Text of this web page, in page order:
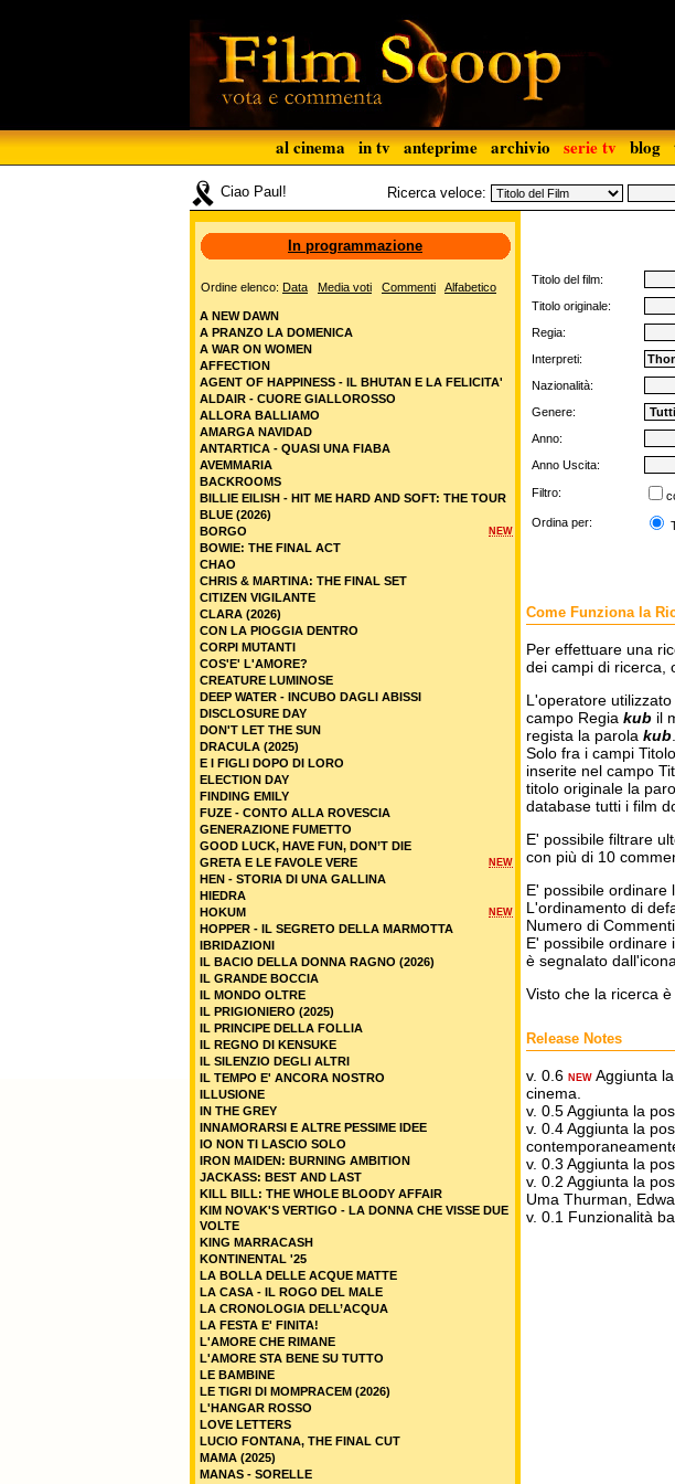
al cinema in tv anteprime archivio serie tv blog
Ciao Paul! Ricerca veloce:
Titolo del film:
Titolo originale:
Regia:
Interpreti:
Nazionalità:
Genere:
Anno:
Anno Uscita:
Filtro:
Ordina per:
Come Funziona la
Per effettuare una
dei campi di ricerca,
L'operatore
campo Regia kub il
regista la parola kub
Solo fra i campi
inserite nel campo
titolo originale la
database tutti i film
E' possibile filtrare
con più di 10
E' possibile ordinare
L'ordinamento di
Numero di Commenti.
E' possibile ordinare
è segnalato
Visto che la ricerca
Release Notes
v. 0.6 NEW Aggiunta
cinema.
v. 0.5 Aggiunta la
v. 0.4 Aggiunta la
v. 0.3 Aggiunta la
v. 0.2 Aggiunta la
Uma Thurman,
v. 0.1 Funzionalità
In programmazione
Ordine elenco: Data Media voti Commenti Alfabetico
A NEW DAWN
A PRANZO LA DOMENICA
A WAR ON WOMEN
AFFECTION
AGENT OF HAPPINESS - IL BHUTAN E LA FELICITA'
ALDAIR - CUORE GIALLOROSSO
ALLORA BALLIAMO
AMARGA NAVIDAD
ANTARTICA - QUASI UNA FIABA
AVEMMARIA
BACKROOMS
BILLIE EILISH - HIT ME HARD AND SOFT: THE TOUR
BLUE (2026)
NEW
BORGO
BOWIE: THE FINAL ACT
CHAO
CHRIS & MARTINA: THE FINAL SET
CITIZEN VIGILANTE
CLARA (2026)
CON LA PIOGGIA DENTRO
CORPI MUTANTI
COS'E' L'AMORE?
CREATURE LUMINOSE
DEEP WATER - INCUBO DAGLI ABISSI
DISCLOSURE DAY
DON'T LET THE SUN
DRACULA (2025)
E I FIGLI DOPO DI LORO
ELECTION DAY
FINDING EMILY
FUZE - CONTO ALLA ROVESCIA
GENERAZIONE FUMETTO
GOOD LUCK, HAVE FUN, DON’T DIE
NEW
GRETA E LE FAVOLE VERE
HEN - STORIA DI UNA GALLINA
HIEDRA
NEW
HOKUM
HOPPER - IL SEGRETO DELLA MARMOTTA
IBRIDAZIONI
IL BACIO DELLA DONNA RAGNO (2026)
IL GRANDE BOCCIA
IL MONDO OLTRE
IL PRIGIONIERO (2025)
IL PRINCIPE DELLA FOLLIA
IL REGNO DI KENSUKE
IL SILENZIO DEGLI ALTRI
IL TEMPO E' ANCORA NOSTRO
ILLUSIONE
IN THE GREY
INNAMORARSI E ALTRE PESSIME IDEE
IO NON TI LASCIO SOLO
IRON MAIDEN: BURNING AMBITION
JACKASS: BEST AND LAST
KILL BILL: THE WHOLE BLOODY AFFAIR
KIM NOVAK'S VERTIGO - LA DONNA CHE VISSE DUE
VOLTE
KING MARRACASH
KONTINENTAL '25
LA BOLLA DELLE ACQUE MATTE
LA CASA - IL ROGO DEL MALE
LA CRONOLOGIA DELL’ACQUA
LA FESTA E' FINITA!
L'AMORE CHE RIMANE
L'AMORE STA BENE SU TUTTO
LE BAMBINE
LE TIGRI DI MOMPRACEM (2026)
L'HANGAR ROSSO
LOVE LETTERS
LUCIO FONTANA, THE FINAL CUT
MAMA (2025)
MANAS - SORELLE